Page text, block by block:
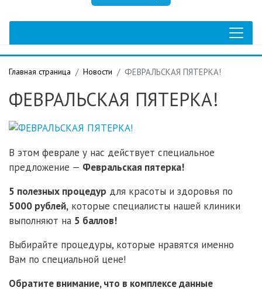
Главная страница Новости ФЕВРАЛЬСКАЯ ПЯТЕРКА!
ФЕВРАЛЬСКАЯ ПЯТЕРКА!
В этом феврале у нас действует специальное
предложение — Февральская пятерка!
5 полезных процедур для красоты и здоровья по
5000 рублей, которые специалисты нашей клиники
выполняют на 5 баллов!
Выбирайте процедуры, которые нравятся именно
Вам по специальной цене!
Обратите внимание, что в комплексе данные